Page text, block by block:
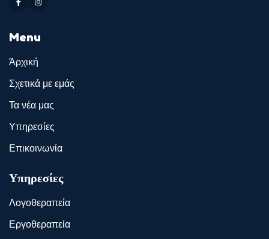
Menu
Άρχική
Σχετικά με εμάς
Τα νέα μας
Υπηρεσίες
Επικοινωνία
Υπηρεσίες
Λογοθεραπεία
Εργοθεραπεία